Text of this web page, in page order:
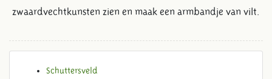
zwaardvechtkunsten zien en maak een armbandje van vilt.
Schuttersveld